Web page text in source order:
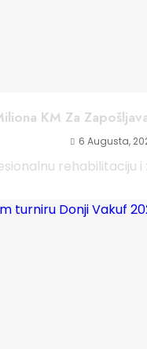
KM Za
6 Augusta,
rehabilitaciju i